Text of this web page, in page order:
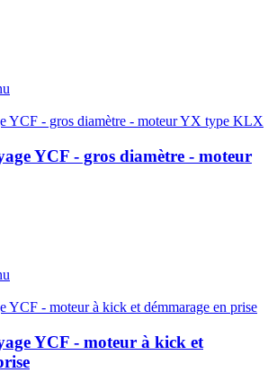
YCF - gros diamètre - moteur
YCF - moteur à kick et